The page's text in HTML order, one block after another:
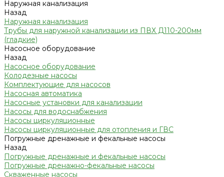
Наружная канализация
Назад
Наружная канализация
Трубы для наружной канализации из ПВХ Д110-200мм
(гладкие)
Насосное оборудование
Назад
Насосное оборудование
Колодезные насосы
Комплектующие для насосов
Насосная автоматика
Насосные установки для канализации
Насосы для водоснабжения
Насосы циркуляционные
Насосы циркуляционные для отопления и ГВС
Погружные дренажные и фекальные насосы
Назад
Погружные дренажные и фекальные насосы
Погружные дренажно-фекальные насосы
Скваженные насосы